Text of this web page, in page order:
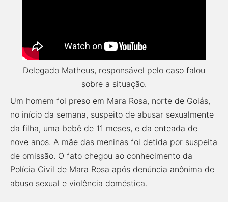
Delegado Matheus, responsável pelo caso falou
sobre a situação.
Um homem foi preso em Mara Rosa, norte de Goiás,
no início da semana, suspeito de abusar sexualmente
da filha, uma bebê de 11 meses, e da enteada de
nove anos. A mãe das meninas foi detida por suspeita
de omissão. O fato chegou ao conhecimento da
Polícia Civil de Mara Rosa após denúncia anônima de
abuso sexual e violência doméstica.